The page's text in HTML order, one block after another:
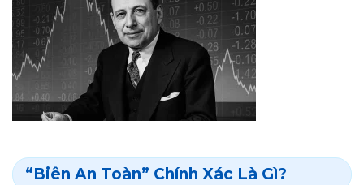
“Biên An Toàn” Chính Xác Là Gì?